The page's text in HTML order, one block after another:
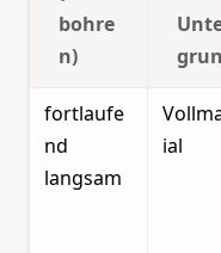
bohre
n)
fortlaufe
nd
langsam
ial